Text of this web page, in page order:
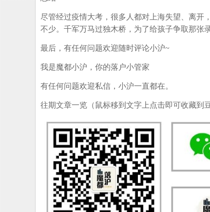
尽管经过疫情大考，很多人都对上海失望、离开
不少。千军万马过独木桥，为了给孩子争取那张
最后，有任何问题欢迎随时评论小沪~
我是魔都小沪，你的落户小管家
有任何问题欢迎私信，小沪一直都在。
往期文章一览（鼠标移到文字上点击即可收藏到